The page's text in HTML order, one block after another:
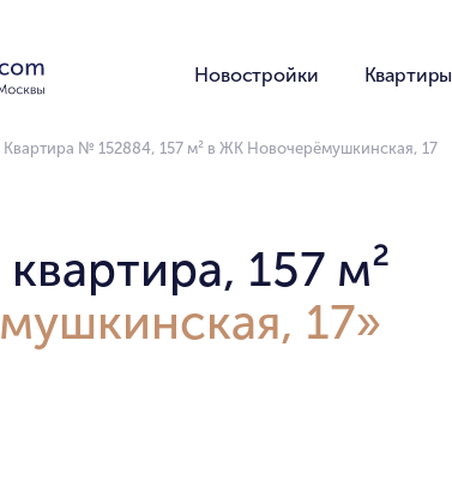
Новостройки Квартиры
Квартира № 152884, 157 м² в ЖК Новочерёмушкинская, 17
157 м²
17»